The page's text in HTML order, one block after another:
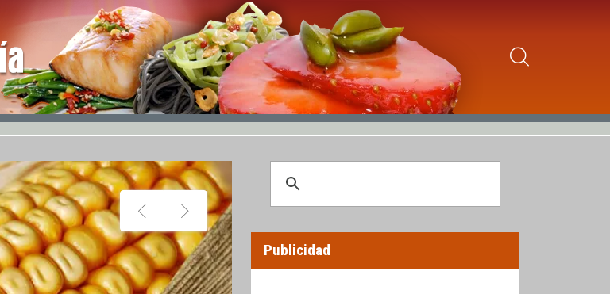
Publicidad